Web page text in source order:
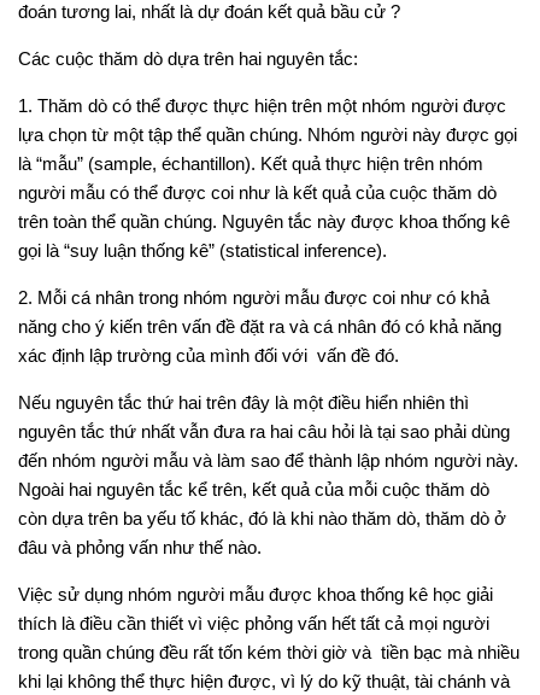
đoán tương lai, nhất là dự đoán kết quả bầu cử ?
Các cuộc thăm dò dựa trên hai nguyên tắc:
1. Thăm dò có thể được thực hiện trên một nhóm người được
lựa chọn từ một tập thể quần chúng. Nhóm người này được gọi
là “mẫu” (sample, échantillon). Kết quả thực hiện trên nhóm
người mẫu có thể được coi như là kết quả của cuộc thăm dò
trên toàn thể quần chúng. Nguyên tắc này được khoa thống kê
gọi là “suy luận thống kê” (statistical inference).
2. Mỗi cá nhân trong nhóm người mẫu được coi như có khả
năng cho ý kiến trên vấn đề đặt ra và cá nhân đó có khả năng
xác định lập trường của mình đối với vấn đề đó.
Nếu nguyên tắc thứ hai trên đây là một điều hiển nhiên thì
nguyên tắc thứ nhất vẫn đưa ra hai câu hỏi là tại sao phải dùng
đến nhóm người mẫu và làm sao để thành lập nhóm người này.
Ngoài hai nguyên tắc kể trên, kết quả của mỗi cuộc thăm dò
còn dựa trên ba yếu tố khác, đó là khi nào thăm dò, thăm dò ở
đâu và phỏng vấn như thế nào.
Việc sử dụng nhóm người mẫu được khoa thống kê học giải
thích là điều cần thiết vì việc phỏng vấn hết tất cả mọi người
trong quần chúng đều rất tốn kém thời giờ và tiền bạc mà nhiều
khi lại không thể thực hiện được, vì lý do kỹ thuật, tài chánh và